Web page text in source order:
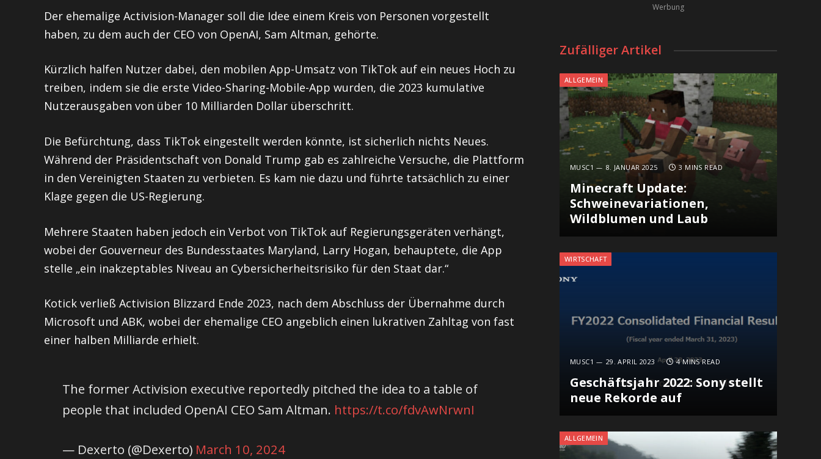
Der ehemalige Activision-Manager soll die Idee einem Kreis von Personen vorgestellt
haben, zu dem auch der CEO von OpenAI, Sam Altman, gehörte.
Kürzlich halfen Nutzer dabei, den mobilen App-Umsatz von TikTok auf ein neues Hoch zu
treiben, indem sie die erste Video-Sharing-Mobile-App wurden, die 2023 kumulative
Nutzerausgaben von über 10 Milliarden Dollar überschritt.
Die Befürchtung, dass TikTok eingestellt werden könnte, ist sicherlich nichts Neues.
Während der Präsidentschaft von Donald Trump gab es zahlreiche Versuche, die Plattform
in den Vereinigten Staaten zu verbieten. Es kam nie dazu und führte tatsächlich zu einer
Klage gegen die US-Regierung.
Mehrere Staaten haben jedoch ein Verbot von TikTok auf Regierungsgeräten verhängt,
wobei der Gouverneur des Bundesstaates Maryland, Larry Hogan, behauptete, die App
stelle „ein inakzeptables Niveau an Cybersicherheitsrisiko für den Staat dar.“
Kotick verließ Activision Blizzard Ende 2023, nach dem Abschluss der Übernahme durch
Microsoft und ABK, wobei der ehemalige CEO angeblich einen lukrativen Zahltag von fast
einer halben Milliarde erhielt.
The former Activision executive reportedly pitched the idea to a table of
people that included OpenAI CEO Sam Altman. https://t.co/fdvAwNrwnI
— Dexerto (@Dexerto) March 10, 2024
Werbung
Zufälliger Artikel
ALLGEMEIN
MUSC1 8. JANUAR 2025 3 MINS READ
Minecraft Update:
Schweinevariationen,
Wildblumen und Laub
WIRTSCHAFT
MUSC1 29. APRIL 2023 4 MINS READ
Geschäftsjahr 2022: Sony stellt
neue Rekorde auf
ALLGEMEIN